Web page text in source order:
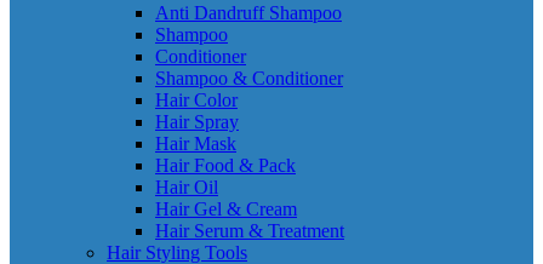
Anti Dandruff Shampoo
Shampoo
Conditioner
Shampoo & Conditioner
Hair Color
Hair Spray
Hair Mask
Hair Food & Pack
Hair Oil
Hair Gel & Cream
Hair Serum & Treatment
Hair Styling Tools